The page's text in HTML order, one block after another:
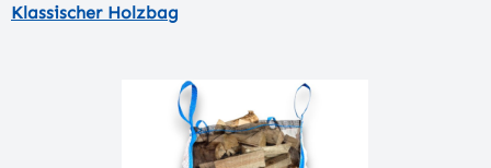
Klassischer Holzbag
Bildergalerie überspringen